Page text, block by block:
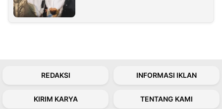
REDAKSI INFORMASI IKLAN
KIRIM KARYA TENTANG KAMI